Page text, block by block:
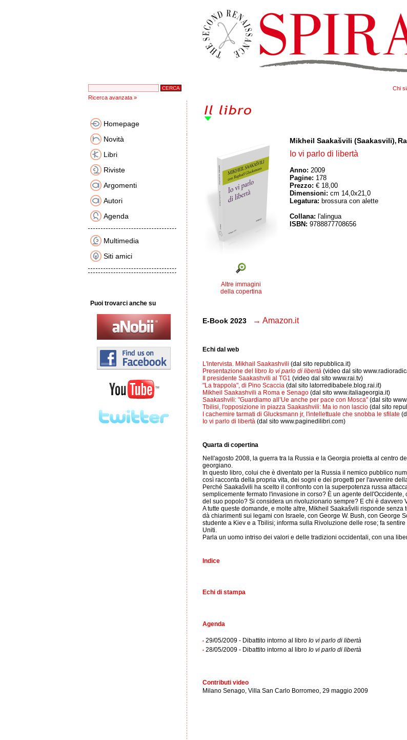
Chi
Ricerca avanzata »
Homepage
Novità
Libri
Riviste
Argomenti
Autori
Agenda
Multimedia
Siti amici
Puoi trovarci anche su
Altre immagini
della copertina
Mikheil Saakašvili (Saakasvili),
Io vi parlo di libertà
Anno: 2009
Pagine: 178
Prezzo: € 18,00
Dimensioni: cm 14,0x21,0
Legatura: brossura con alette
Collana: l'alingua
ISBN: 9788877708656
E-Book 2023 → Amazon.it
Echi dal web
L'intervista. Mikhail Saakashvili (dal sito repubblica.it)
Presentazione del libro Io vi parlo di libertà (video dal sito
Il presidente Saakashvili al TG1 (video dal sito www.rai.tv)
"La trappola", di Pino Scaccia (dal sito latorredibabele.blog.rai.it)
Mikheil Saakashvili a Roma e Senago (dal sito www.italiageorgia.it)
Saakashvili: "Guardiamo all’Ue anche per pace con Mosca" (dal sito
Tbilisi, l'opposizione in piazza Saakashvili: Ma io non lascio (dal sito
I cachemire tarmati di Glucksmann jr, l'intellettuale che snobba le sfilate
Io vi parlo di libertà (dal sito www.paginedilibri.com)
Quarta di copertina
Nell'agosto 2008, la guerra tra la Russia e la Georgia proietta al centro
georgiano.
In questo libro, colui che è diventato per la Russia il nemico pubblico
così racconta della propria vita, dei sogni e dei progetti per l'avvenire
Perché Saakašvili ha scelto il confronto con la superpotenza russa
semplicemente fermato l'invasione in corso? È un agente
del suo popolo? Si considera un rivoluzionario sempre? E chi è davvero
A tutte queste domande, e molte altre, Mikheil Saakašvili risponde
dà chiarimenti sui legami con Israele, con George W. Bush, con George
studente a Kiev e a Tbilisi; informa sulla Rivoluzione delle rose; fa
Uniti.
Parla un uomo intriso dei valori e delle tradizioni occidentali, con una
Indice
Echi di stampa
Agenda
• 29/05/2009 - Dibattito intorno al libro Io vi parlo di libertà
• 28/05/2009 - Dibattito intorno al libro Io vi parlo di libertà
Contributi video
Milano Senago, Villa San Carlo Borromeo, 29 maggio 2009